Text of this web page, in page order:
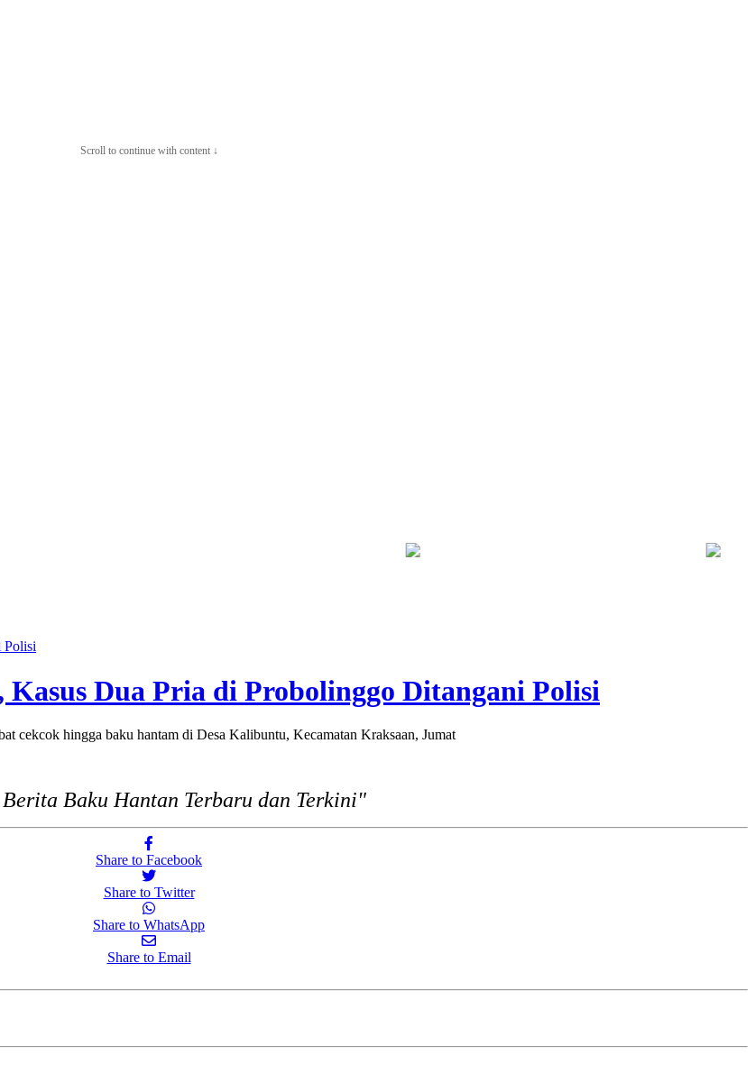
Scroll to continue with content ↓
Nakes ke Pasien BPJS, Minta Pelaku Diberi Sanksi Tegas Kebakaran Savana Bromo Capai 80 Hektare Bapas
Polisi
Dua Pria di Probolinggo Ditangani Polisi
cekcok hingga baku hantam di Desa Kalibuntu, Kecamatan Kraksaan, Jumat
Berita Baku Hantan Terbaru dan Terkini"
Share to Facebook
Share to Twitter
Share to WhatsApp
Share to Email